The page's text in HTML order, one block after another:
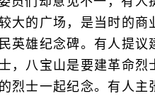
大的广场，是当时的商
英雄纪念碑。有人提议
八宝山是要建革命烈
烈士一起纪念。有人主